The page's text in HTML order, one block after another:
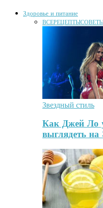
Здоровье и питание
ВСЕРЕЦЕПТЫ
Звездный стиль
Как Джей Ло
выглядеть на